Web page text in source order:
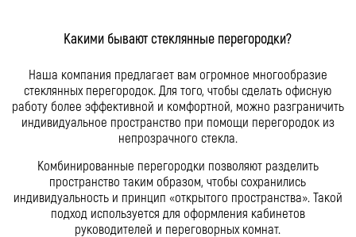
Какими бывают стеклянные перегородки?
Наша компания предлагает вам огромное многообразие
стеклянных перегородок. Для того, чтобы сделать офисную
работу более эффективной и комфортной, можно разграничить
индивидуальное пространство при помощи перегородок из
непрозрачного стекла.
Комбинированные перегородки позволяют разделить
пространство таким образом, чтобы сохранились
индивидуальность и принцип «открытого пространства». Такой
подход используется для оформления кабинетов
руководителей и переговорных комнат.